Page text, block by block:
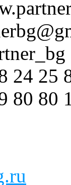
24 25
80 80